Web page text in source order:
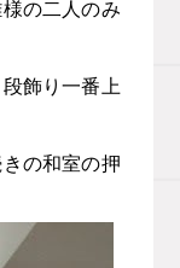
の二人のみ
飾り一番上
の和室の押